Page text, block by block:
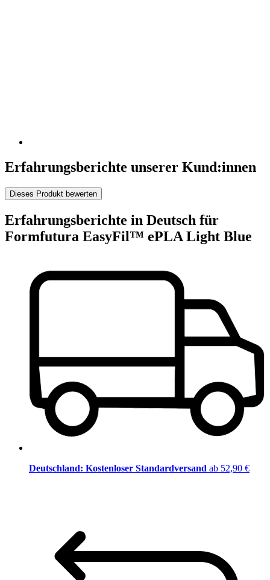
Erfahrungsberichte unserer Kund:innen
Dieses Produkt bewerten
Erfahrungsberichte in Deutsch für
Formfutura EasyFil™ ePLA Light Blue
Deutschland: Kostenloser Standardversand ab 52,90 €